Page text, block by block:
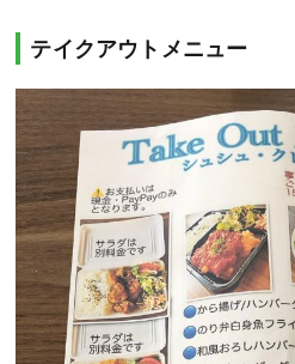
テイクアウトメニュー